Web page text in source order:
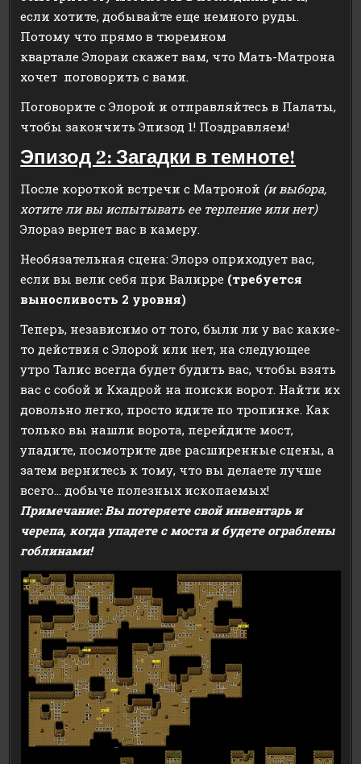
если хотите, добывайте еще немного руды.
Потому что прямо в тюремном
квартале Элораи скажет вам, что Мать-Матрона
хочет поговорить с вами.
Поговорите с Элорой и отправляйтесь в Палаты,
чтобы закончить Эпизод 1! Поздравляем!
Эпизод 2: Загадки в темноте!
После короткой встречи с Матроной (и выбора,
хотите ли вы испытывать ее терпение или нет)
Элораэ вернет вас в камеру.
Необязательная сцена: Элорэ оприходует вас,
если вы вели себя при Валирре (требуется
выносливость 2 уровня)
Теперь, независимо от того, были ли у вас какие-
то действия с Элорой или нет, на следующее
утро Талис всегда будет будить вас, чтобы взять
вас с собой и Кхадрой на поиски ворот. Найти их
довольно легко, просто идите по тропинке. Как
только вы нашли ворота, перейдите мост,
упадите, посмотрите две расширенные сцены, а
затем вернитесь к тому, что вы делаете лучше
всего… добыче полезных ископаемых!
Примечание: Вы потеряете свой инвентарь и
черепа, когда упадете с моста и будете ограблены
гоблинами!